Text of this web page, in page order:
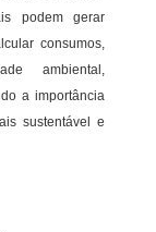
podem gerar
consumos,
ambiental,
a importância
sustentável e